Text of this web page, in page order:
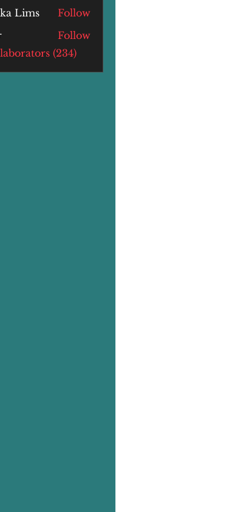
Lims
Follow
Follow
(234)